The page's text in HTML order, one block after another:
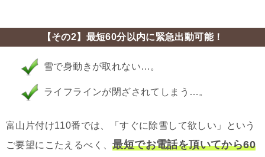
【その2】最短60分以内に緊急出動可能！
雪で身動きが取れない…。
ライフラインが閉ざされてしまう…。
富山片付け110番では、「すぐに除雪して欲しい」という
ご要望にこたえるべく、最短でお電話を頂いてから60